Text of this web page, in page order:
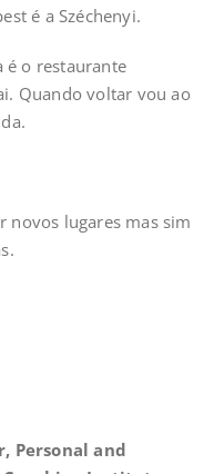
é a Széchenyi.
é o restaurante
Quando voltar vou ao
lugares mas sim
Personal and